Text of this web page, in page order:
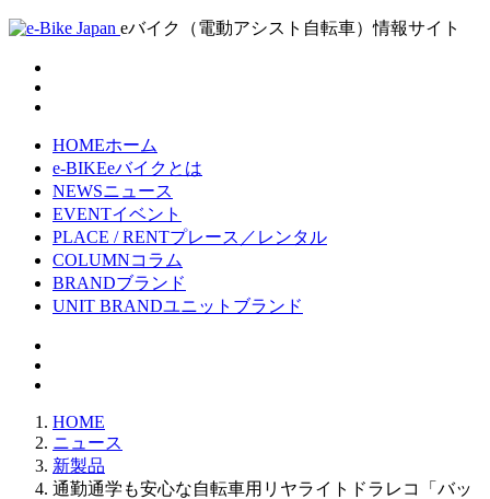
eバイク（電動アシスト自転車）情報サイト
HOMEホーム
e-BIKEeバイクとは
NEWSニュース
EVENTイベント
PLACE / RENTプレース／レンタル
COLUMNコラム
BRANDブランド
UNIT BRANDユニットブランド
HOME
ニュース
新製品
通勤通学も安心な自転車用リヤライトドラレコ「バッ